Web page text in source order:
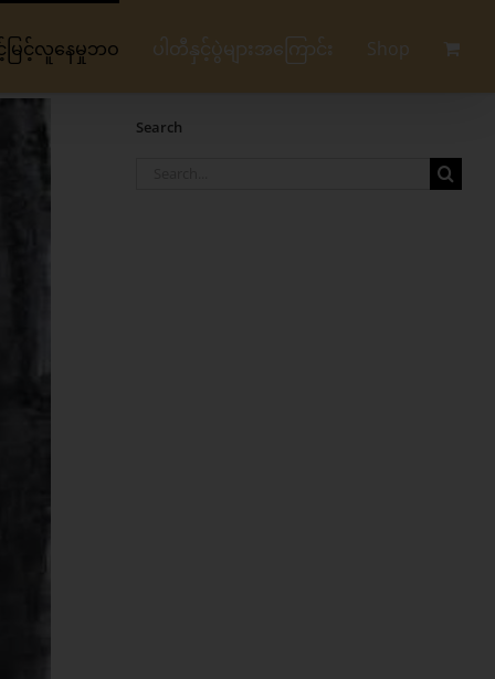
ြင့်လူနေမှုဘဝ ပါတီနှင့်ပွဲများအကြောင်း Shop
Search